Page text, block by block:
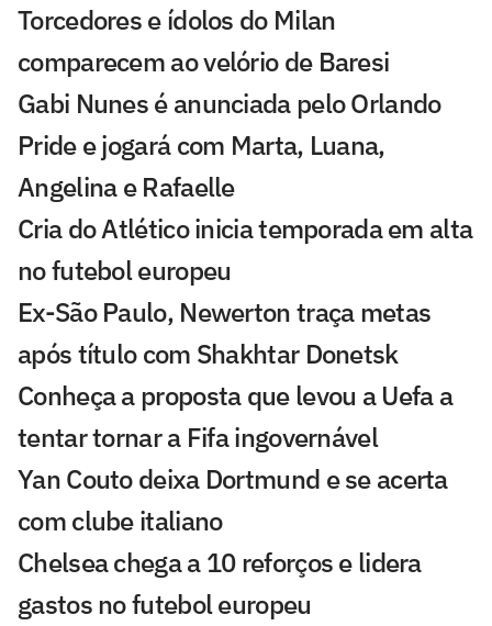
Torcedores e ídolos do Milan
comparecem ao velório de Baresi
Gabi Nunes é anunciada pelo Orlando
Pride e jogará com Marta, Luana,
Angelina e Rafaelle
Cria do Atlético inicia temporada em alta
no futebol europeu
Ex-São Paulo, Newerton traça metas
após título com Shakhtar Donetsk
Conheça a proposta que levou a Uefa a
tentar tornar a Fifa ingovernável
Yan Couto deixa Dortmund e se acerta
com clube italiano
Chelsea chega a 10 reforços e lidera
gastos no futebol europeu